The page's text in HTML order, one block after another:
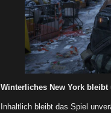
Winterliches New York bleibt
Inhaltlich bleibt das Spiel